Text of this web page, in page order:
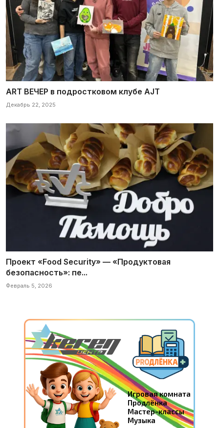
ART ВЕЧЕР в подростковом клубе AJT
Декабрь 22, 2025
Проект «Food Security» — «Продуктовая
безопасность»: пе...
Февраль 5, 2026